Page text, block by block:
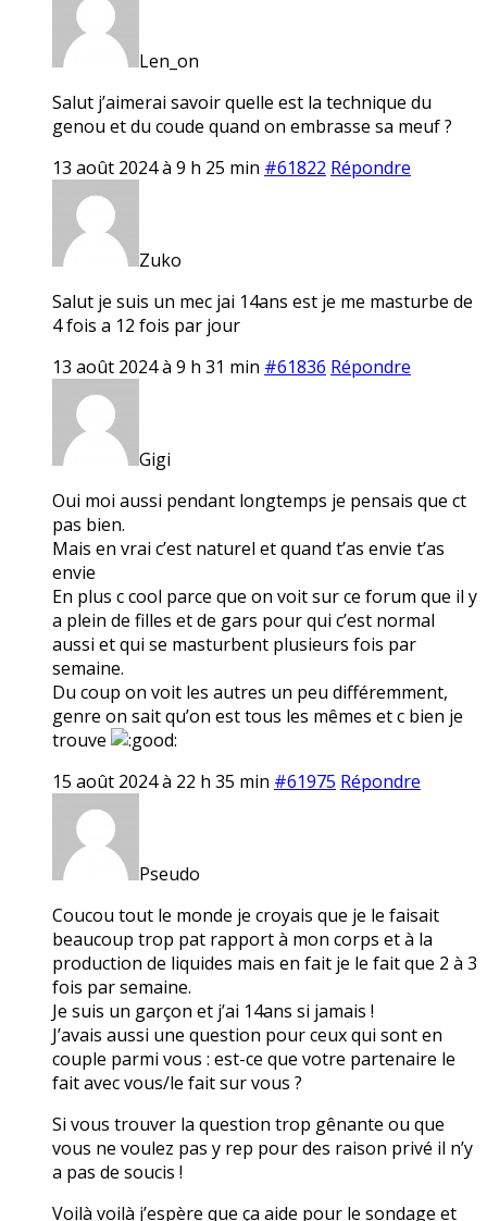
Len_on
Salut j’aimerai savoir quelle est la technique du
genou et du coude quand on embrasse sa meuf ?
13 août 2024 à 9 h 25 min #61822 Répondre
Zuko
Salut je suis un mec jai 14ans est je me masturbe de
4 fois a 12 fois par jour
13 août 2024 à 9 h 31 min #61836 Répondre
Gigi
Oui moi aussi pendant longtemps je pensais que ct
pas bien.
Mais en vrai c’est naturel et quand t’as envie t’as
envie
En plus c cool parce que on voit sur ce forum que il y
a plein de filles et de gars pour qui c’est normal
aussi et qui se masturbent plusieurs fois par
semaine.
Du coup on voit les autres un peu différemment,
genre on sait qu’on est tous les mêmes et c bien je
trouve
15 août 2024 à 22 h 35 min #61975 Répondre
Pseudo
Coucou tout le monde je croyais que je le faisait
beaucoup trop pat rapport à mon corps et à la
production de liquides mais en fait je le fait que 2 à 3
fois par semaine.
Je suis un garçon et j’ai 14ans si jamais !
J’avais aussi une question pour ceux qui sont en
couple parmi vous : est-ce que votre partenaire le
fait avec vous/le fait sur vous ?
Si vous trouver la question trop gênante ou que
vous ne voulez pas y rep pour des raison privé il n’y
a pas de soucis !
Voilà voilà j’espère que ça aide pour le sondage et